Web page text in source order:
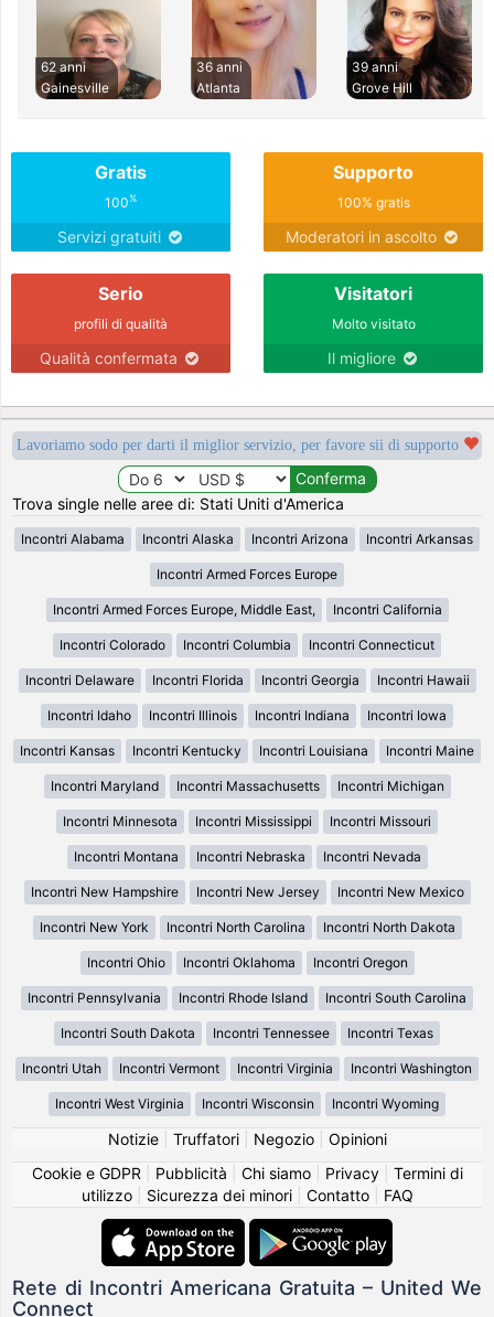
62 anni
Gainesville
36 anni
Atlanta
39 anni
Grove Hill
Gratis
100%
Servizi gratuiti
Supporto
100% gratis
Moderatori in ascolto
Serio
profili di qualità
Qualità confermata
Visitatori
Molto visitato
Il migliore
Lavoriamo sodo per darti il miglior servizio, per favore sii di supporto
Trova single nelle aree di: Stati Uniti d'America
Incontri Alabama Incontri Alaska Incontri Arizona Incontri Arkansas
Incontri Armed Forces Europe
Incontri Armed Forces Europe, Middle East, Incontri California
Incontri Colorado Incontri Columbia Incontri Connecticut
Incontri Delaware Incontri Florida Incontri Georgia Incontri Hawaii
Incontri Idaho Incontri Illinois Incontri Indiana Incontri Iowa
Incontri Kansas Incontri Kentucky Incontri Louisiana Incontri Maine
Incontri Maryland Incontri Massachusetts Incontri Michigan
Incontri Minnesota Incontri Mississippi Incontri Missouri
Incontri Montana Incontri Nebraska Incontri Nevada
Incontri New Hampshire Incontri New Jersey Incontri New Mexico
Incontri New York Incontri North Carolina Incontri North Dakota
Incontri Ohio Incontri Oklahoma Incontri Oregon
Incontri Pennsylvania Incontri Rhode Island Incontri South Carolina
Incontri South Dakota Incontri Tennessee Incontri Texas
Incontri Utah Incontri Vermont Incontri Virginia Incontri Washington
Incontri West Virginia Incontri Wisconsin Incontri Wyoming
Notizie| Truffatori| Negozio| Opinioni
Cookie e GDPR
Pubblicità Chi siamo| Privacy| Termini di
utilizzo| Sicurezza dei minori| Contatto| FAQ
Rete di Incontri Americana Gratuita – United We
Connect